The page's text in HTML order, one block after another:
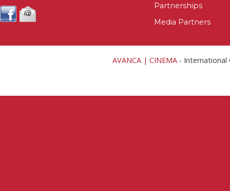
Partnerships
Media Partners
AVANCA | CINEMA - International